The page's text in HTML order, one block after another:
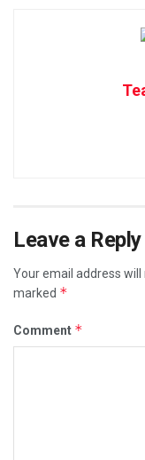
Leave a Reply
Your email address will
marked *
Comment *